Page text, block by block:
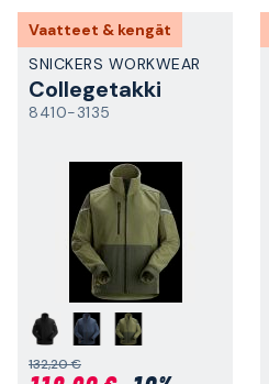
Vaatteet & kengät
SNICKERS WORKWEAR
Collegetakki
8410-3135
132,20 €